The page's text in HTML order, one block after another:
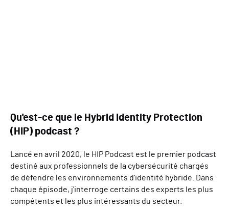
Qu'est-ce que le Hybrid Identity Protection
(HIP) podcast ?
Lancé en avril 2020, le HIP Podcast est le premier podcast
destiné aux professionnels de la cybersécurité chargés
de défendre les environnements d'identité hybride. Dans
chaque épisode, j'interroge certains des experts les plus
compétents et les plus intéressants du secteur.